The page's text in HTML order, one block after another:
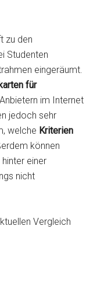
zu den
Studenten
eingeräumt.
für
im Internet
jedoch sehr
welche Kriterien
können
einer
nicht
Vergleich